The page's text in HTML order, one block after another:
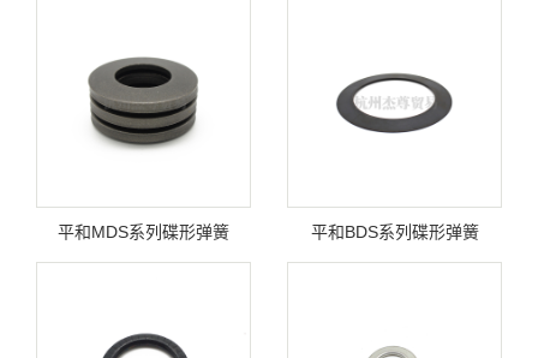
平和MDS系列碟形弹簧 平和BDS系列碟形弹簧